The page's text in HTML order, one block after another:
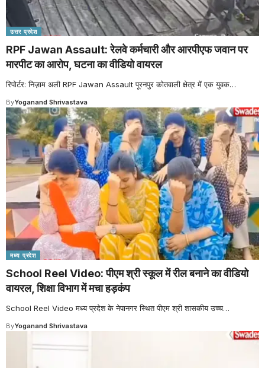
उत्तर प्रदेश
RPF Jawan Assault: रेलवे कर्मचारी और आरपीएफ जवान पर
मारपीट का आरोप, घटना का वीडियो वायरल
रिपोर्टर: निज़ाम अली RPF Jawan Assault पूरनपुर कोतवाली क्षेत्र में एक युवक…
ByYoganand Shrivastava
मध्य प्रदेश
School Reel Video: पीएम श्री स्कूल में रील बनाने का वीडियो
वायरल, शिक्षा विभाग में मचा हड़कंप
School Reel Video मध्य प्रदेश के नेपानगर स्थित पीएम श्री शासकीय उच्च…
ByYoganand Shrivastava